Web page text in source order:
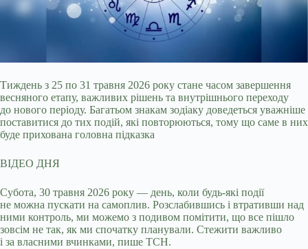
Тиждень з 25 по 31 травня 2026 року стане часом завершення
весняного етапу, важливих рішень та внутрішнього переходу
до нового періоду. Багатьом знакам зодіаку доведеться уважніше
поставитися до тих подій, які повторюються, тому що саме в них
буде прихована головна підказка
ВІДЕО ДНЯ
Субота, 30 травня 2026 року — день, коли будь-які події
не можна пускати на самоплив. Розслабившись і втративши над
ними контроль, ми можемо з подивом помітити, що все пішло
зовсім не так, як ми спочатку планували. Стежити важливо
і за власними вчинками, пише ТСН.